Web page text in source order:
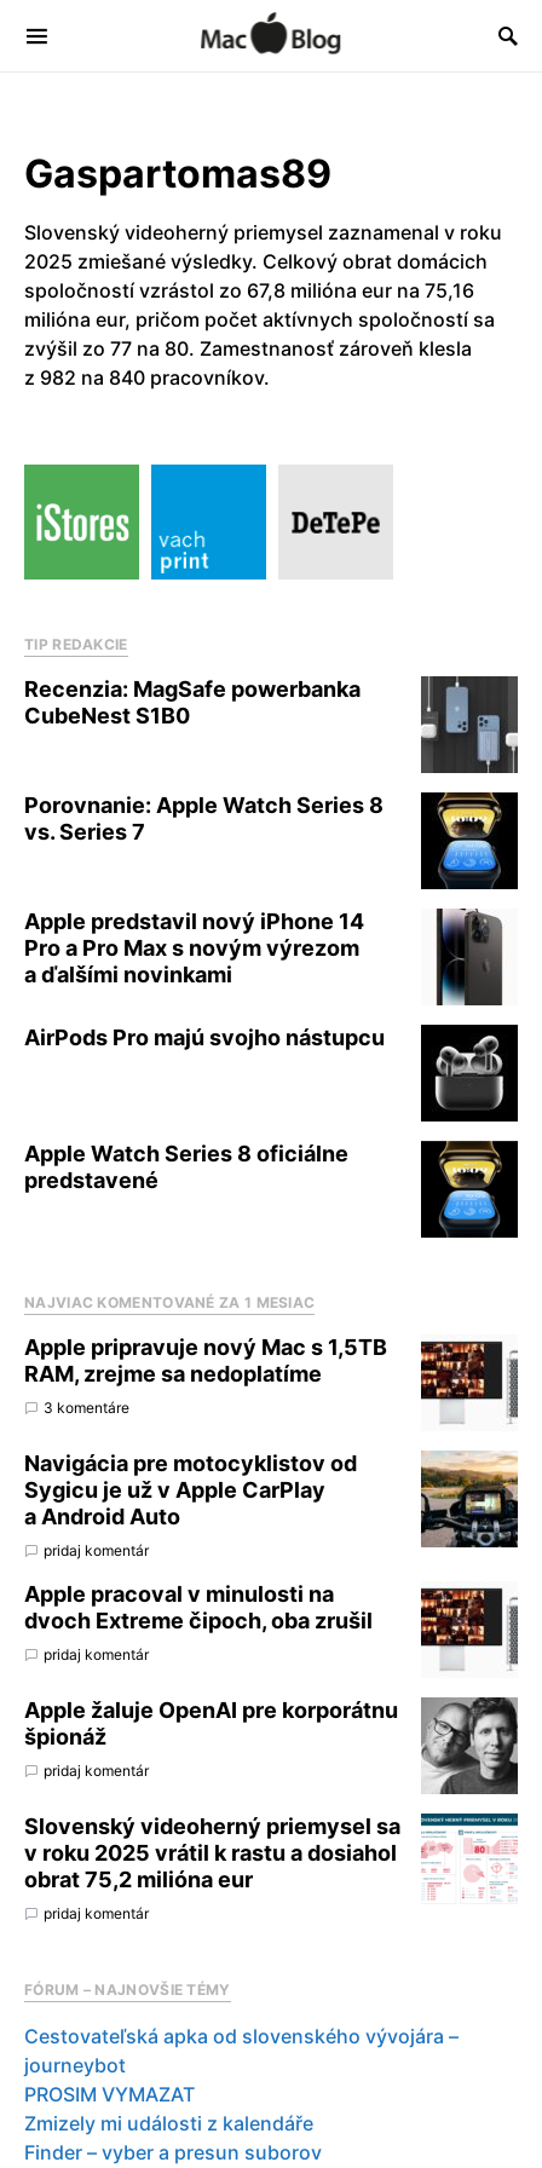
Gaspartomas89
Slovenský videoherný priemysel zaznamenal v roku
2025 zmiešané výsledky. Celkový obrat domácich
spoločností vzrástol zo 67,8 milióna eur na 75,16
milióna eur, pričom počet aktívnych spoločností sa
zvýšil zo 77 na 80. Zamestnanosť zároveň klesla
z 982 na 840 pracovníkov.
TIP REDAKCIE
Recenzia: MagSafe powerbanka
CubeNest S1B0
Porovnanie: Apple Watch Series 8
vs. Series 7
Apple predstavil nový iPhone 14
Pro a Pro Max s novým výrezom
a ďalšími novinkami
AirPods Pro majú svojho nástupcu
Apple Watch Series 8 oficiálne
predstavené
NAJVIAC KOMENTOVANÉ ZA 1 MESIAC
Apple pripravuje nový Mac s 1,5TB
RAM, zrejme sa nedoplatíme
3 komentáre
Navigácia pre motocyklistov od
Sygicu je už v Apple CarPlay
a Android Auto
pridaj komentár
Apple pracoval v minulosti na
dvoch Extreme čipoch, oba zrušil
pridaj komentár
Apple žaluje OpenAI pre korporátnu
špionáž
pridaj komentár
Slovenský videoherný priemysel sa
v roku 2025 vrátil k rastu a dosiahol
obrat 75,2 milióna eur
pridaj komentár
FÓRUM – NAJNOVŠIE TÉMY
Cestovateľská apka od slovenského vývojára –
journeybot
PROSIM VYMAZAT
Zmizely mi události z kalendáře
Finder – vyber a presun suborov